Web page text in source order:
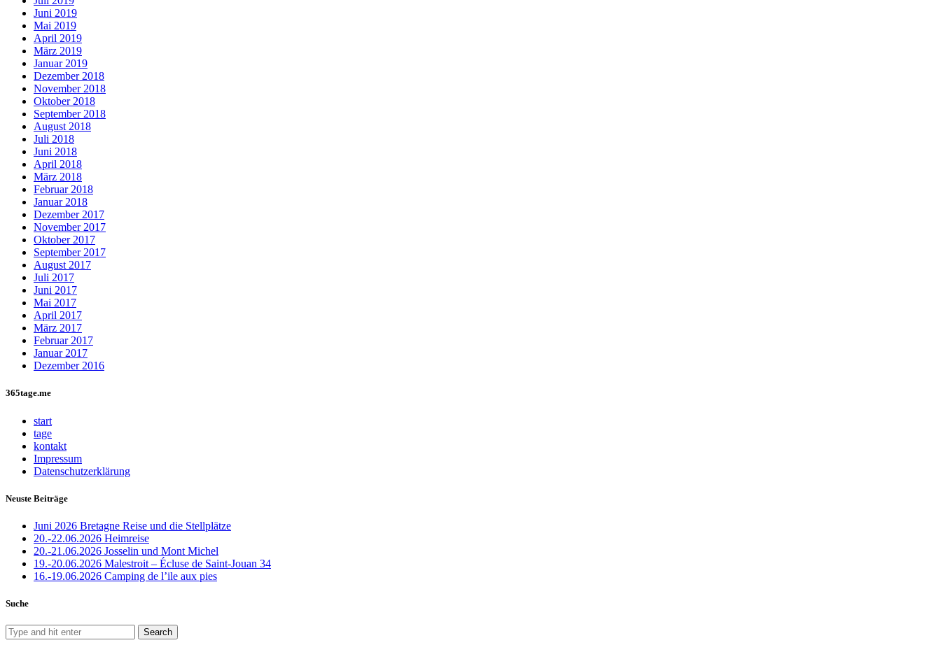
Juni 2019
Mai 2019
April 2019
März 2019
Januar 2019
Dezember 2018
November 2018
Oktober 2018
September 2018
August 2018
Juli 2018
Juni 2018
April 2018
März 2018
Februar 2018
Januar 2018
Dezember 2017
November 2017
Oktober 2017
September 2017
August 2017
Juli 2017
Juni 2017
Mai 2017
April 2017
März 2017
Februar 2017
Januar 2017
Dezember 2016
365tage.me
start
tage
kontakt
Impressum
Datenschutzerklärung
Neuste Beiträge
Juni 2026 Bretagne Reise und die Stellplätze
20.-22.06.2026 Heimreise
20.-21.06.2026 Josselin und Mont Michel
19.-20.06.2026 Malestroit – Écluse de Saint-Jouan 34
16.-19.06.2026 Camping de l’ile aux pies
Suche